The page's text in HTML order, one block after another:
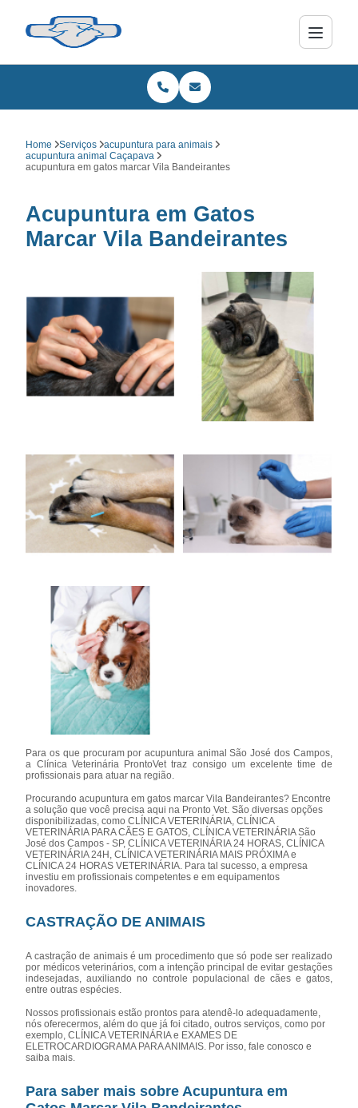
Home Serviços
acupuntura para animais
acupuntura animal Caçapava
acupuntura em gatos marcar Vila Bandeirantes
Acupuntura em Gatos
Marcar Vila Bandeirantes
Para os que procuram por acupuntura animal São José dos Campos,
a Clínica Veterinária ProntoVet traz consigo um excelente time de
profissionais para atuar na região.
Procurando acupuntura em gatos marcar Vila Bandeirantes? Encontre
a solução que você precisa aqui na Pronto Vet. São diversas opções
disponibilizadas, como CLÍNICA VETERINÁRIA, CLÍNICA
VETERINÁRIA PARA CÃES E GATOS, CLÍNICA VETERINÁRIA São
José dos Campos - SP, CLÍNICA VETERINÁRIA 24 HORAS, CLÍNICA
VETERINÁRIA 24H, CLÍNICA VETERINÁRIA MAIS PRÓXIMA e
CLÍNICA 24 HORAS VETERINÁRIA. Para tal sucesso, a empresa
investiu em profissionais competentes e em equipamentos
inovadores.
CASTRAÇÃO DE ANIMAIS
A castração de animais é um procedimento que só pode ser realizado
por médicos veterinários, com a intenção principal de evitar gestações
indesejadas, auxiliando no controle populacional de cães e gatos,
entre outras espécies.
Nossos profissionais estão prontos para atendê-lo adequadamente,
nós oferecermos, além do que já foi citado, outros serviços, como por
exemplo, CLÍNICA VETERINÁRIA e EXAMES DE
ELETROCARDIOGRAMA PARA ANIMAIS. Por isso, fale conosco e
saiba mais.
Para saber mais sobre Acupuntura em